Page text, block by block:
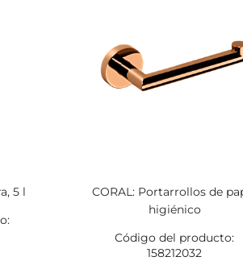
5 l
CORAL: Portarrollos de
higiénico
Código del producto:
158212032